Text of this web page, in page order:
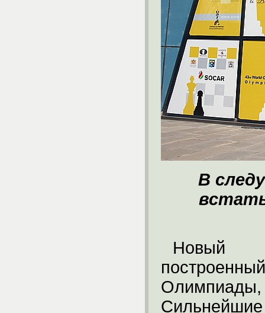
В
Новый
Олимпиады,